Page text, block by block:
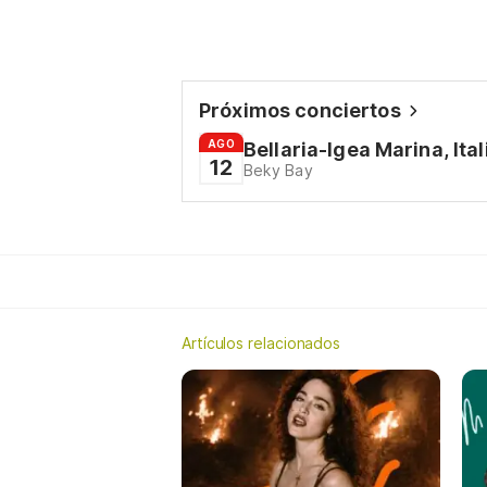
Próximos conciertos
AGO
12
Bellaria-Igea Marina,
Beky Bay
Artículos relacionados